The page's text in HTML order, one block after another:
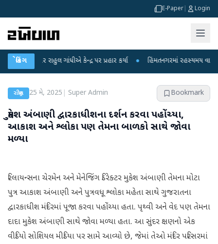
E-Paper Login
બ્રેકિંગ
પર રાહુલ ગાંધીએ કેન્દ્ર પર પ્રહાર કર્યા ● હિંમતનગરમાં રહસ્યમય વાયરસ કે
રાષ્ટ્રીય 25 મે, 2025 Super Admin Bookmark
મુકેશ અંબાણી દ્વારકાધીશના દર્શન કરવા પહોંચ્યા,
આકાશ અને શ્લોકા પણ તેમના બાળકો સાથે જોવા
મળ્યા
રિલાયન્સના ચેરમેન અને મેનેજિંગ ડિરેક્ટર મુકેશ અંબાણી તેમના મોટા
પુત્ર આકાશ અંબાણી અને પુત્રવધૂ શ્લોકા મહેતા સાથે ગુજરાતના
દ્વારકાધીશ મંદિરમાં પૂજા કરવા પહોંચ્યા હતા. પૃથ્વી અને વેદ પણ તેમના
દાદા મુકેશ અંબાણી સાથે જોવા મળ્યા હતા. આ સુંદર ક્ષણનો એક
વીડિયો સોશિયલ મીડિયા પર સામે આવ્યો છે, જેમાં તેઓ મંદિર પરિસરમાં